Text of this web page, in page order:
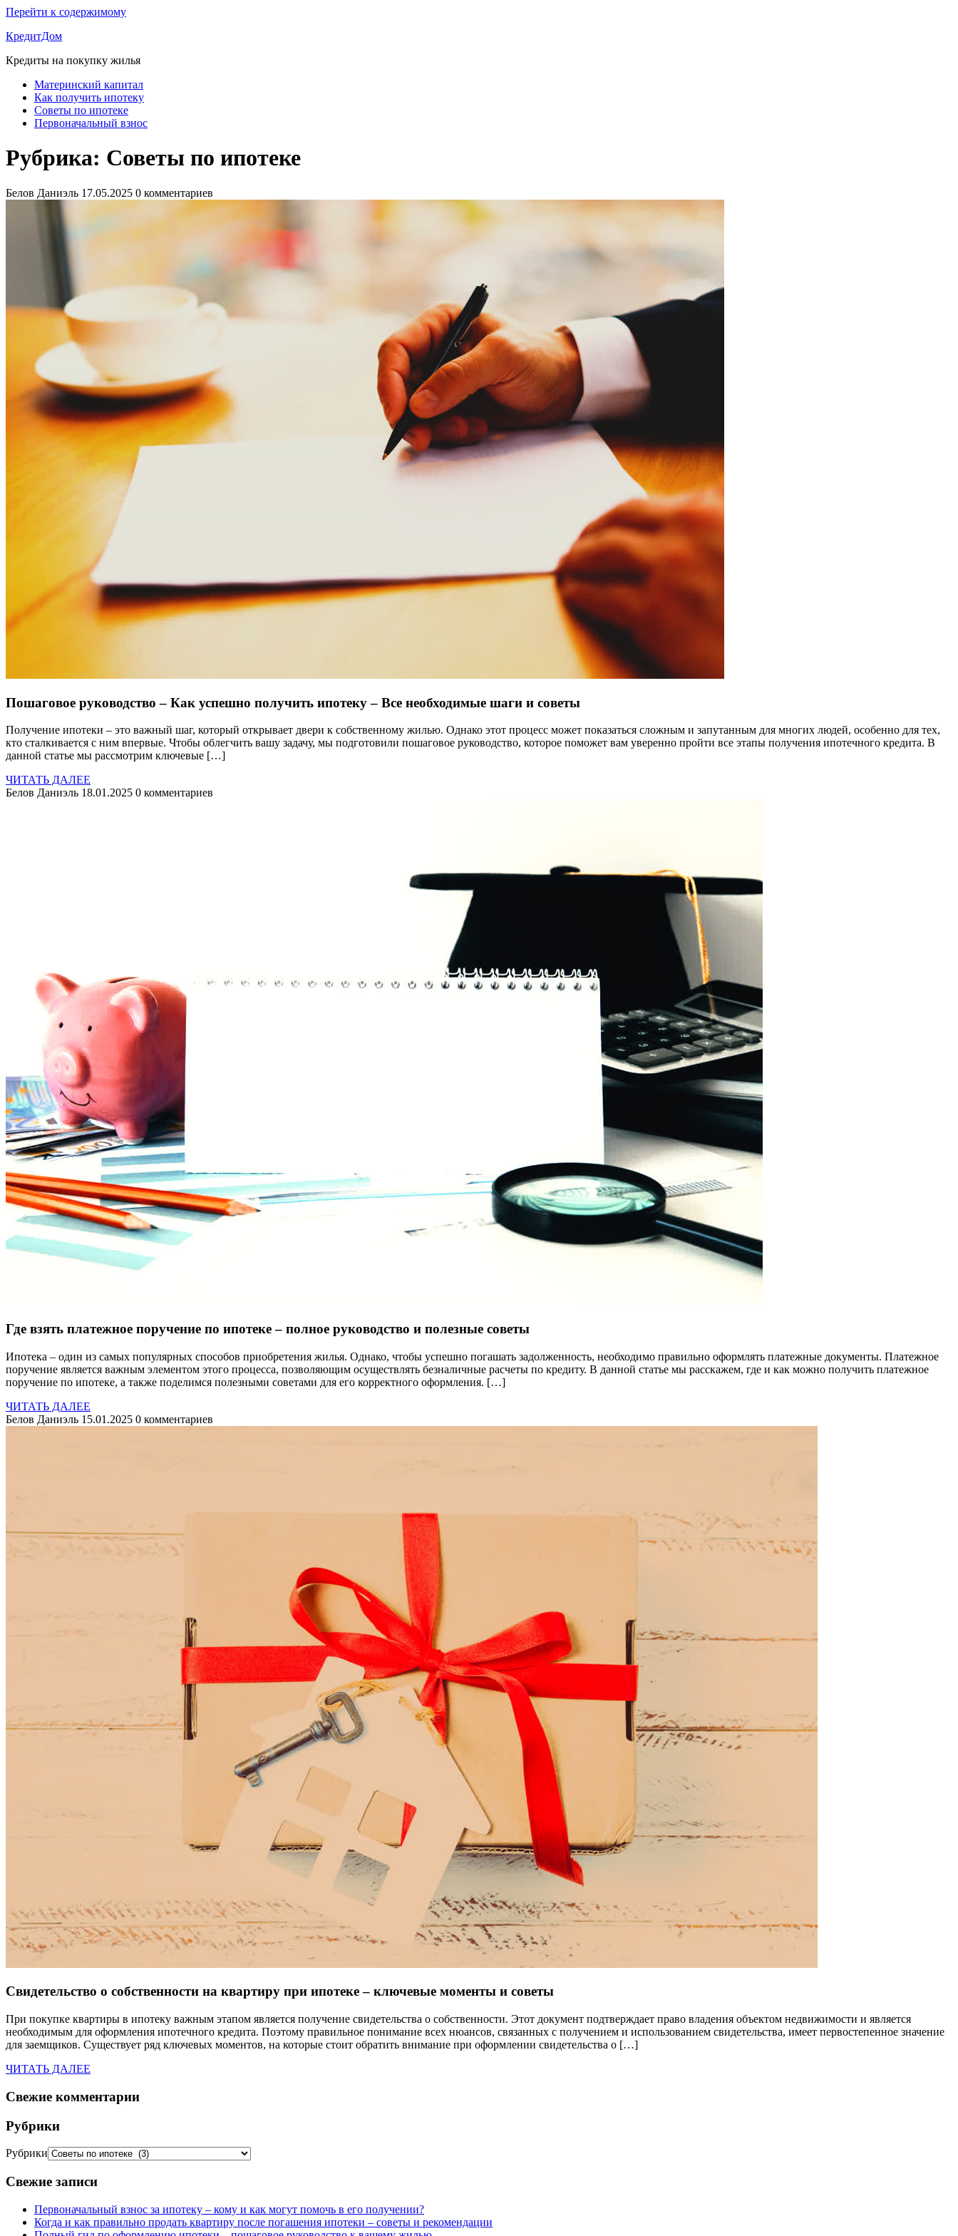
Перейти к содержимому
КредитДом
Кредиты на покупку жилья
Материнский капитал
Как получить ипотеку
Советы по ипотеке
Первоначальный взнос
Рубрика: Советы по ипотеке
Белов Даниэль 17.05.2025 0 комментариев
Пошаговое руководство – Как успешно получить ипотеку – Все необходимые шаги и советы
Получение ипотеки – это важный шаг, который открывает двери к собственному жилью. Однако этот процесс может показаться сложным и запутанным для многих людей, особенно для тех,
кто сталкивается с ним впервые. Чтобы облегчить вашу задачу, мы подготовили пошаговое руководство, которое поможет вам уверенно пройти все этапы получения ипотечного кредита. В
данной статье мы рассмотрим ключевые […]
ЧИТАТЬ ДАЛЕЕ
Белов Даниэль 18.01.2025 0 комментариев
Где взять платежное поручение по ипотеке – полное руководство и полезные советы
Ипотека – один из самых популярных способов приобретения жилья. Однако, чтобы успешно погашать задолженность, необходимо правильно оформлять платежные документы. Платежное
поручение является важным элементом этого процесса, позволяющим осуществлять безналичные расчеты по кредиту. В данной статье мы расскажем, где и как можно получить платежное
поручение по ипотеке, а также поделимся полезными советами для его корректного оформления. […]
ЧИТАТЬ ДАЛЕЕ
Белов Даниэль 15.01.2025 0 комментариев
Свидетельство о собственности на квартиру при ипотеке – ключевые моменты и советы
При покупке квартиры в ипотеку важным этапом является получение свидетельства о собственности. Этот документ подтверждает право владения объектом недвижимости и является
необходимым для оформления ипотечного кредита. Поэтому правильное понимание всех нюансов, связанных с получением и использованием свидетельства, имеет первостепенное значение
для заемщиков. Существует ряд ключевых моментов, на которые стоит обратить внимание при оформлении свидетельства о […]
ЧИТАТЬ ДАЛЕЕ
Свежие комментарии
Рубрики
Рубрики
Свежие записи
Первоначальный взнос за ипотеку – кому и как могут помочь в его получении?
Когда и как правильно продать квартиру после погашения ипотеки – советы и рекомендации